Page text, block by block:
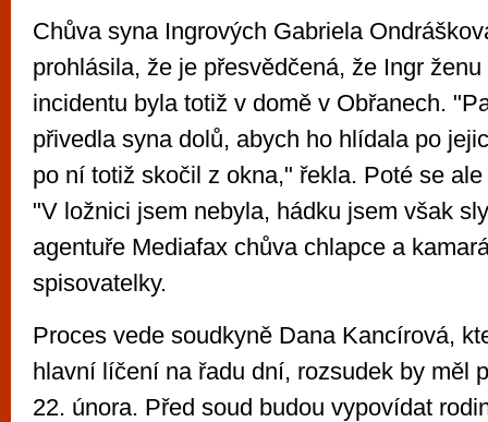
Chůva syna Ingrových Gabriela
prohlásila, že je přesvědčená, že Ingr
incidentu byla totiž v domě v Obřanech.
přivedla syna dolů, abych ho hlídala po
po ní totiž skočil z okna," řekla. Poté se
"V ložnici jsem nebyla, hádku jsem však
agentuře Mediafax chůva chlapce a
spisovatelky.
Proces vede soudkyně Dana Kancírová,
hlavní líčení na řadu dní, rozsudek by měl
22. února. Před soud budou vypovídat